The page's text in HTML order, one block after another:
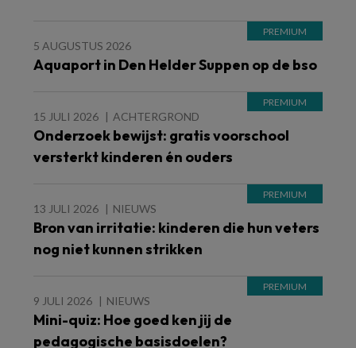
5 AUGUSTUS 2026
Aquaport in Den Helder Suppen op de bso
15 JULI 2026 ACHTERGROND
Onderzoek bewijst: gratis voorschool
versterkt kinderen én ouders
13 JULI 2026 NIEUWS
Bron van irritatie: kinderen die hun veters
nog niet kunnen strikken
9 JULI 2026 NIEUWS
Mini-quiz: Hoe goed ken jij de
pedagogische basisdoelen?